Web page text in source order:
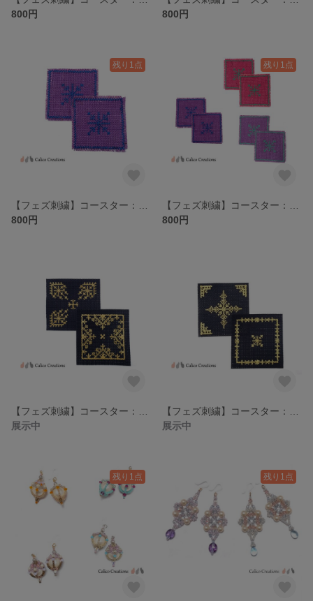
800円
800円
残り1点
800円
残り1点
800円
展示中
展示中
残り1点 残り1点